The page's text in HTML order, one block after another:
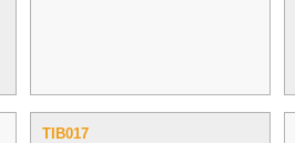
TIB017